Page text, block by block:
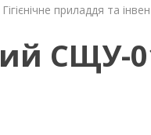
Гігієнічне приладдя та
СЩУ-